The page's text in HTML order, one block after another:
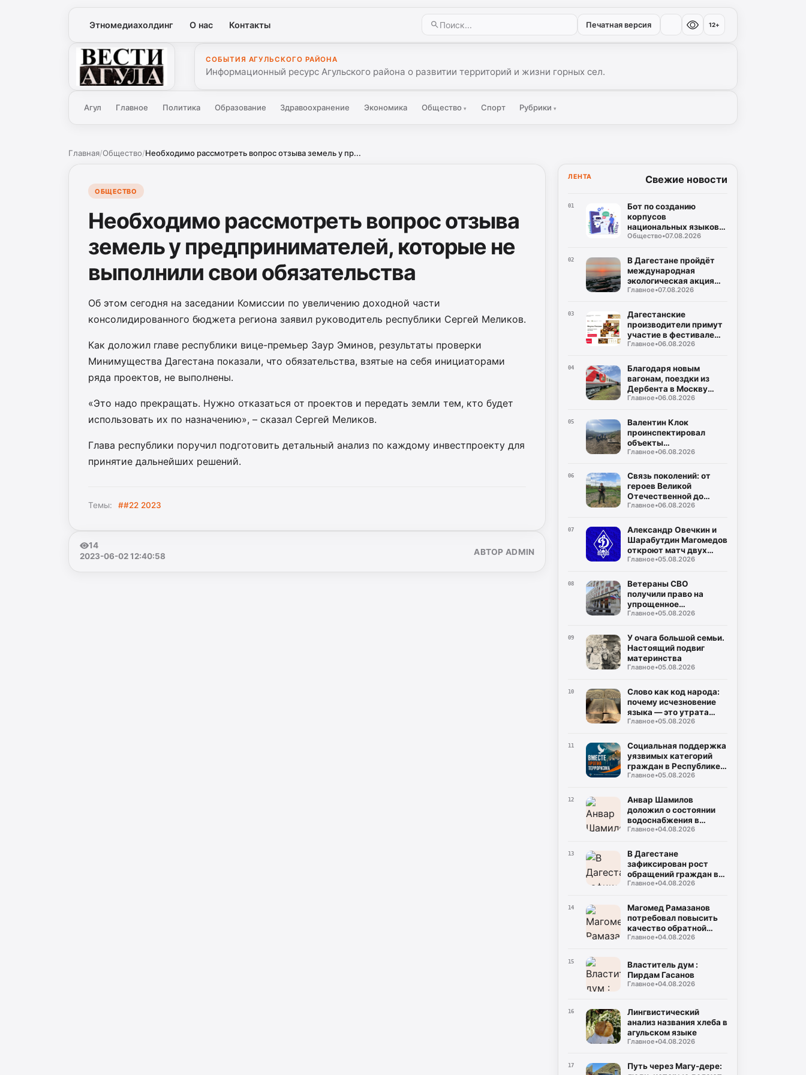
Этномедиахолдинг О нас Контакты Печатная версия 12+
Вести Агула
СОБЫТИЯ АГУЛЬСКОГО РАЙОНА
Информационный ресурс Агульского района о развитии территорий и жизни горных сел.
Агул Главное Политика Образование Здравоохранение Экономика Общество ▾ Спорт Рубрики▾
Главная/Общество/Необходимо рассмотреть вопрос отзыва земель у пр...
ОБЩЕСТВО
Необходимо рассмотреть вопрос отзыва
земель у предпринимателей, которые не
выполнили свои обязательства
Об этом сегодня на заседании Комиссии по увеличению доходной части
консолидированного бюджета региона заявил руководитель республики Сергей Меликов.
Как доложил главе республики вице-премьер Заур Эминов, результаты проверки
Минимущества Дагестана показали, что обязательства, взятые на себя инициаторами
ряда проектов, не выполнены.
«Это надо прекращать. Нужно отказаться от проектов и передать земли тем, кто будет
использовать их по назначению», – сказал Сергей Меликов.
Глава республики поручил подготовить детальный анализ по каждому инвестпроекту для
принятие дальнейших решений.
Темы: ##22 2023
14
2023-06-02 12:40:58
АВТОР ADMIN
ЛЕНТА Свежие новости
01
Бот по созданию
корпусов
национальных языков
дагестанских народов
Общество•07.08.2026
02
В Дагестане пройдёт
международная
экологическая акция
«Чистый Каспий»
Главное•07.08.2026
03
Дагестанские
производители примут
участие в фестивале
«Вкусы России»
Главное•06.08.2026
04
Благодаря новым
вагонам, поездки из
Дербента в Москву
станут комфортнее
Главное•06.08.2026
05
Валентин Клок
проинспектировал
объекты
водоснабжения в
Главное•06.08.2026
06
Связь поколений: от
героев Великой
Отечественной до
защитников СВО
Главное•06.08.2026
07
Александр Овечкин и
Шарабутдин Магомедов
откроют матч двух
«Динамо»
Главное•05.08.2026
08
Ветераны СВО
получили право на
упрощенное
заключение
Главное•05.08.2026
09
У очага большой семьи.
Настоящий подвиг
материнства
Главное•05.08.2026
10
Слово как код народа:
почему исчезновение
языка — это утрата
мира
Главное•05.08.2026
11
Социальная поддержка
уязвимых категорий
граждан в Республике
Дагестан
Главное•05.08.2026
12
Анвар Шамилов
доложил о состоянии
водоснабжения в
районах и городах
Главное•04.08.2026
13
В Дагестане
зафиксирован рост
обращений граждан в
органы власти
Главное•04.08.2026
14
Магомед Рамазанов
потребовал повысить
качество обратной
связи с населением
Главное•04.08.2026
15
Властитель дум :
Пирдам Гасанов
Главное•04.08.2026
16
Лингвистический
анализ названия хлеба в
агульском языке
Главное•04.08.2026
17
Путь через Магу-дере: